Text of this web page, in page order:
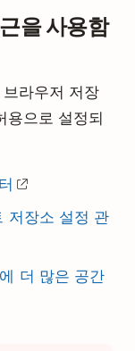
을 사용함
라우저 저장
용으로 설정되
저장소 설정 관
더 많은 공간